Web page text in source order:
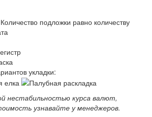
Количество подложки равно количеству
укладки:
нестабильностью курса валют,
узнавайте у менеджеров.